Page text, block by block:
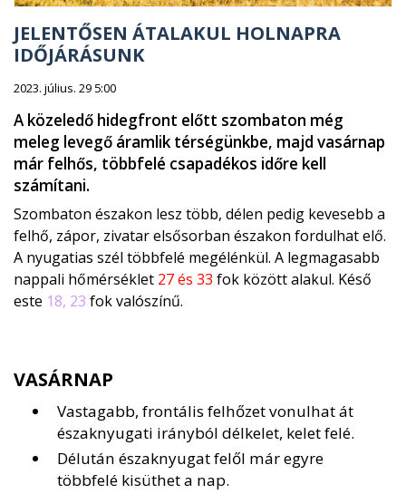
JELENTŐSEN ÁTALAKUL HOLNAPRA
IDŐJÁRÁSUNK
2023. július. 29 5:00
A közeledő hidegfront előtt szombaton még
meleg levegő áramlik térségünkbe, majd vasárnap
már felhős, többfelé csapadékos időre kell
számítani.
Szombaton északon lesz több, délen pedig kevesebb a
felhő, zápor, zivatar elsősorban északon fordulhat elő.
A nyugatias szél többfelé megélénkül. A legmagasabb
nappali hőmérséklet 27 és 33 fok között alakul. Késő
este 18, 23 fok valószínű.
VASÁRNAP
Vastagabb, frontális felhőzet vonulhat át
északnyugati irányból délkelet, kelet felé.
Délután északnyugat felől már egyre
többfelé kisüthet a nap.